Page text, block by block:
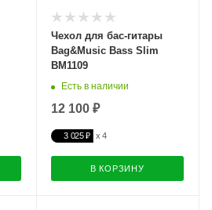
Чехол для бас-гитары
Bag&Music Bass Slim
BM1109
Есть в наличии
12 100 ₽
3 025 ₽
В КОРЗИНУ